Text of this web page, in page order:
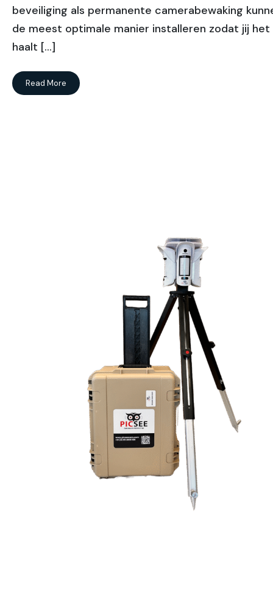
beveiliging als permanente camerabewaking
de meest optimale manier installeren zodat jij
haalt […]
Read More